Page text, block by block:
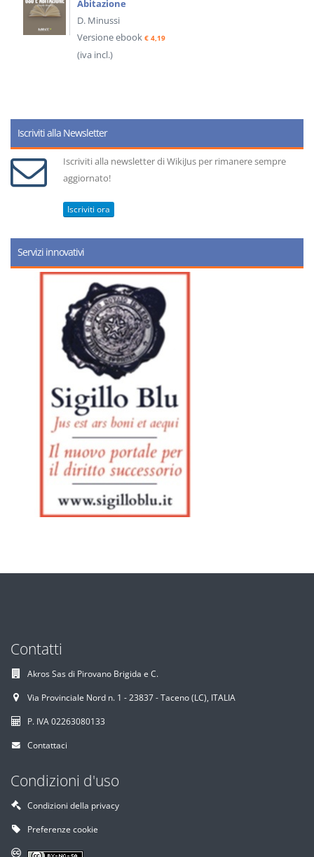
Abitazione
D. Minussi
Versione ebook € 4,19
(iva incl.)
Iscriviti alla Newsletter
Iscriviti alla newsletter di WikiJus per rimanere sempre
aggiornato!
Iscriviti ora
Servizi innovativi
Contatti
Akros Sas di Pirovano Brigida e C.
Via Provinciale Nord n. 1 - 23837 - Taceno (LC), ITALIA
P. IVA 02263080133
Contattaci
Condizioni d'uso
Condizioni della privacy
Preferenze cookie